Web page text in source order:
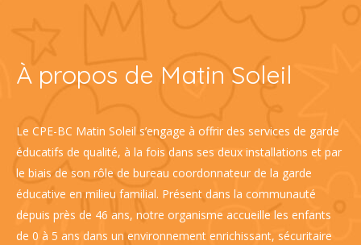
À propos de Matin Soleil
Le CPE-BC Matin Soleil s’engage à offrir des services de garde
éducatifs de qualité, à la fois dans ses deux installations et par
le biais de son rôle de bureau coordonnateur de la garde
éducative en milieu familial. Présent dans la communauté
depuis près de 46 ans, notre organisme accueille les enfants
de 0 à 5 ans dans un environnement enrichissant, sécuritaire